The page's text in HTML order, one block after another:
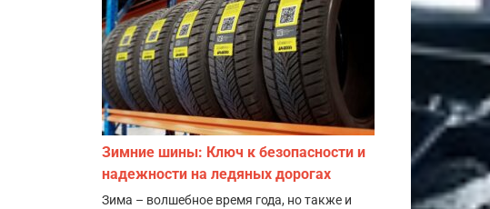
Зимние шины: Ключ к безопасности и
надежности на ледяных дорогах
Зима – волшебное время года, но также и